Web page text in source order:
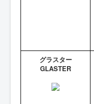
グラスター
GLASTER